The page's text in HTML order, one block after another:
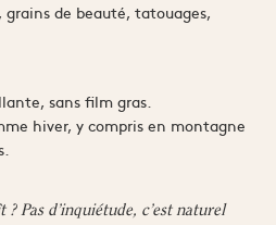
de beauté, tatouages,
sans film gras.
hiver, y compris en montagne
? Pas d’inquiétude, c’est naturel